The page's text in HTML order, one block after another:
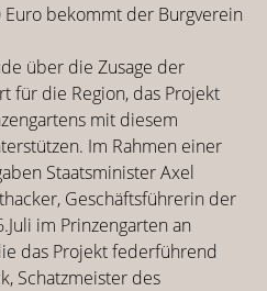
bekommt der Burgverein
über die Zusage der
für die Region, das Projekt
mit diesem
Im Rahmen einer
Staatsminister Axel
Geschäftsführerin der
im Prinzengarten an
das Projekt federführend
Schatzmeister des